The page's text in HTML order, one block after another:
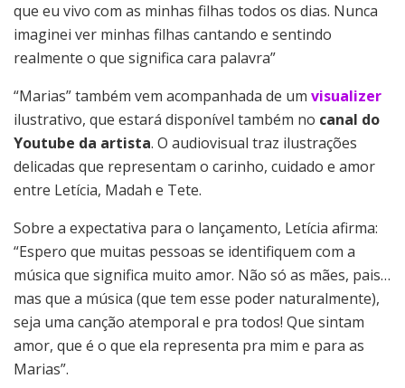
que eu vivo com as minhas filhas todos os dias. Nunca
imaginei ver minhas filhas cantando e sentindo
realmente o que significa cara palavra”
“Marias” também vem acompanhada de um visualizer
ilustrativo, que estará disponível também no canal do
Youtube da artista. O audiovisual traz ilustrações
delicadas que representam o carinho, cuidado e amor
entre Letícia, Madah e Tete.
Sobre a expectativa para o lançamento, Letícia afirma:
“Espero que muitas pessoas se identifiquem com a
música que significa muito amor. Não só as mães, pais…
mas que a música (que tem esse poder naturalmente),
seja uma canção atemporal e pra todos! Que sintam
amor, que é o que ela representa pra mim e para as
Marias”.